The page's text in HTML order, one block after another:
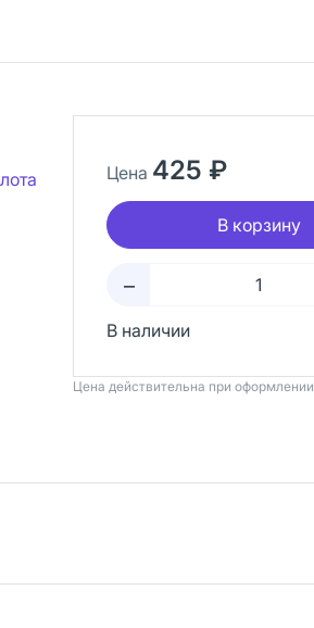
Цена 425 ₽
В корзину
–
В наличии
Цена действительна при